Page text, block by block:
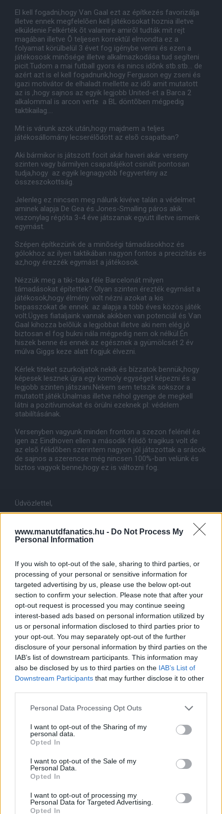
www.manutdfanatics.hu - Do Not Process My
Personal Information
If you wish to opt-out of the sale, sharing to third parties, or
processing of your personal or sensitive information for
targeted advertising by us, please use the below opt-out
section to confirm your selection. Please note that after your
opt-out request is processed you may continue seeing
interest-based ads based on personal information utilized by
us or personal information disclosed to third parties prior to
your opt-out. You may separately opt-out of the further
disclosure of your personal information by third parties on the
IAB’s list of downstream participants. This information may
also be disclosed by us to third parties on the IAB’s List of
Downstream Participants that may further disclose it to other
Please note that this website/app uses one or more Google
not limited to your visit or usage behaviour. You may click to
grant or deny consent to Google and its third-party tags to
use your data for below specified purposes in below Google
consent section.
Personal Data Processing Opt Outs
I want to opt-out of the Sharing of my
personal data.
Opted In
I want to opt-out of the Sale of my
Personal Data.
Opted In
I want to opt-out of processing my
Personal Data for Targeted Advertising.
Opted In
El kell fogadni,hogy Van Gaal ezt az építkezés favorizálja
illetve ennek megfelelõen kell játékosokat hoznia illetve
elküldenie.Felkérték õt valamire amirõl tudták mit rejt
magában illetve Õ teljesen korrektûl elmondta ez a
folyamat körülbelül 3 évet fog igénybe venni és ezen a
játékososk minõsége illetve alkalmazkodása tud segíteni
picit.Tudom a mai futball gyors és nincs idõnk stb.stb... de
azért azt is el kell fogadnunk,hogy Ferguson egy zseni és
igazi motivátor de elhaladt mellette az idõ amit mutatott
az is ,hogy sajnos az egyik legjobb United-et a Barca 2
alkalommal is arcon verte a BL döntõben mégpedig
taktikailag....
Mit is várunk azok után,hogy majdnem a teljes
játékosállomány lecserélõdött az elsõ csapatban?
Aki bármikor is játszott focit akár haveri akár verseny
szinten vagy bármilyen csapatájékot csinált pontosan
tudja,hogy az egyik legnagyobb fegyvertény az
összeszokottság.
Jelenleg ez nincsen meg nálunk kivéve talán a védelmet
aminek alapja De Gea és Jones-Smalling páros akik
viszonylag régóta 3-4 éve játszanak együtt illetve ismerik
egymást.
Szépen építkezünk de a minõségi támadásokhoz és
gólokhoz az ilyen taktikában nagyon fontos a precizítás és
az,hogy érezzék egymást a játékosok.
Nézzük meg a tiki-taka féle Barcelonát milyen
támadásokat építettek? Olyan szinten érezték egymást a
játékosok,hogy élmény volt nézni azokat a kis
bepasszokat de ennek az alapja a több éves közös játék
volt.Ügyes fiataljaink vannak akikben van potenciál és Van
Gaal kihozza belõlük a legjobbat illetve aki nem elég jó
biztosan el fog bukni nála mégpedig nem ok nélkül.Én
hiszek benne és ennek az egésznek a gyümölcsét 2 év
múlva Giggs keze alatt fogjuk élvezni.
Kérlek titeket szurkoljatok nekik és bízzatok bennük,hogy
képesek lesznek újra egy komoly egységet képezni és a
legjobb szinten játszani.Nekem sem tetszik sokszor a
mutatott játék.Unalmas illetve néhol gyenge de megkell
látni a pozitívumokat és örülni ezeknek pl: védelem
stabilításának.
Versenyben vagyunk minden fronton a szezon felénél és
igen az Eindhoven ellen a második félidõ tragikus volt de
az elsõ félidõben szerintem nagyon jól játszottak a srácok
de sajnos a szerencse még nincsen 100%-ban velünk és
biztos vagyok benne,hogy ez is változni fog.
Üdvözlettel,